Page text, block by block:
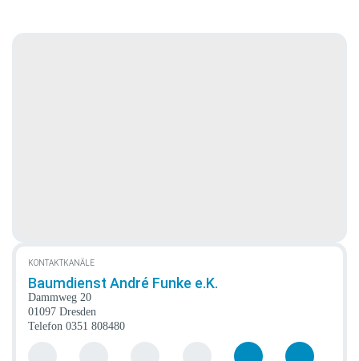
KONTAKTKANÄLE
Baumdienst André Funke e.K.
Dammweg 20
01097 Dresden
Telefon 0351 808480